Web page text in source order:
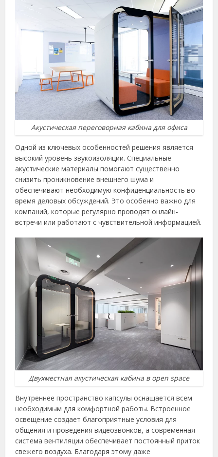
Акустическая переговорная кабина для офиса
Одной из ключевых особенностей решения является
высокий уровень звукоизоляции. Специальные
акустические материалы помогают существенно
снизить проникновение внешнего шума и
обеспечивают необходимую конфиденциальность во
время деловых обсуждений. Это особенно важно для
компаний, которые регулярно проводят онлайн-
встречи или работают с чувствительной информацией.
Двухместная акустическая кабина в open space
Внутреннее пространство капсулы оснащается всем
необходимым для комфортной работы. Встроенное
освещение создает благоприятные условия для
общения и проведения видеозвонков, а современная
система вентиляции обеспечивает постоянный приток
свежего воздуха. Благодаря этому даже